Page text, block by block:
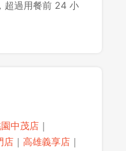
超過用餐前 24 小
中茂店 ｜
店 ｜ 高雄義享店 ｜